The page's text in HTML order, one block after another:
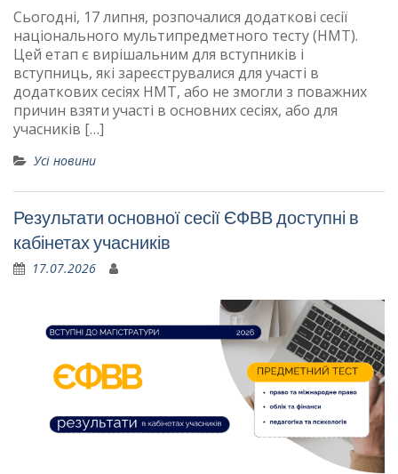
Сьогодні, 17 липня, розпочалися додаткові сесії
національного мультипредметного тесту (НМТ).
Цей етап є вирішальним для вступників і
вступниць, які зареєструвалися для участі в
додаткових сесіях НМТ, або не змогли з поважних
причин взяти участі в основних сесіях, або для
учасників […]
Усі новини
Результати основної сесії ЄФВВ доступні в
кабінетах учасників
17.07.2026